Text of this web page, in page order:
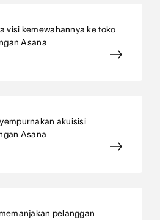
visi kemewahannya ke toko
Asana
akuisisi
Asana
pelanggan